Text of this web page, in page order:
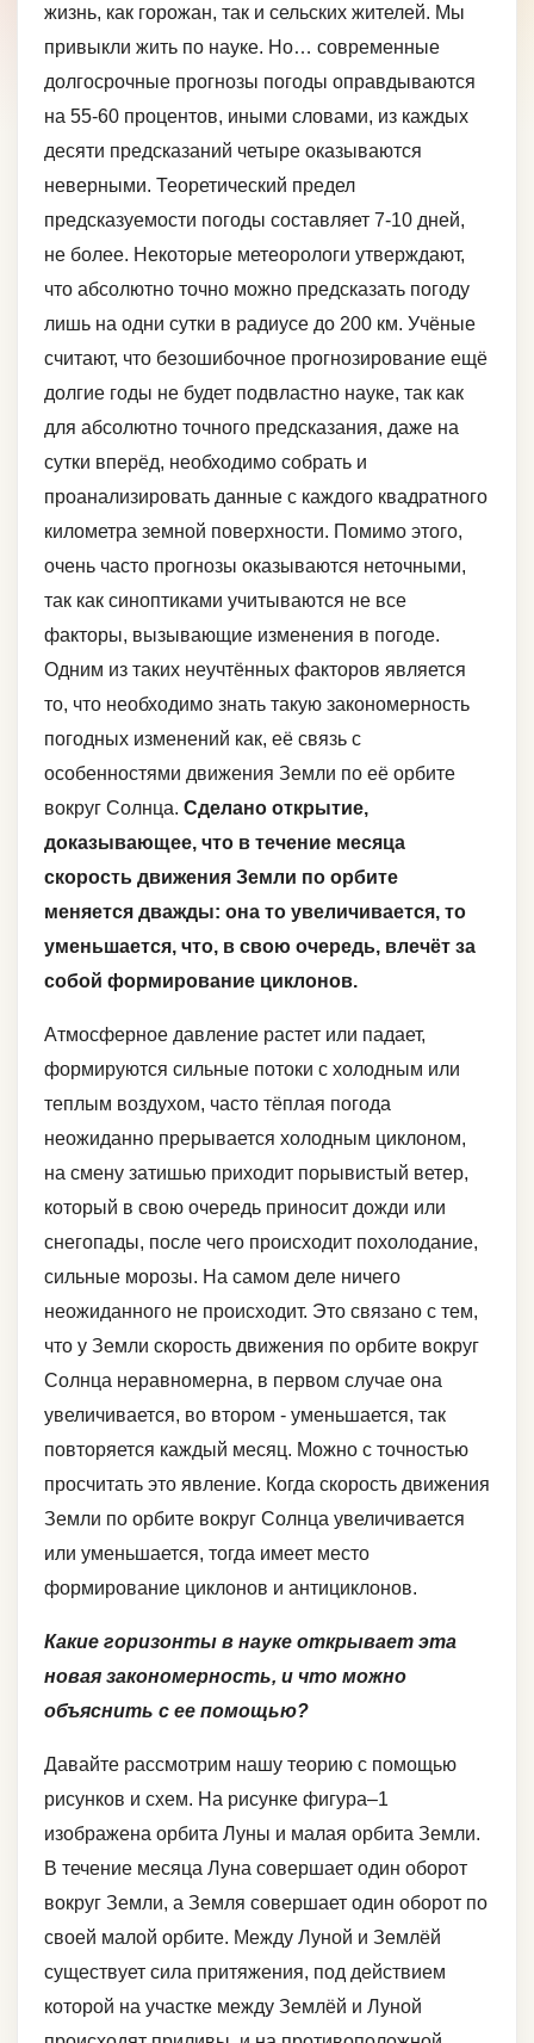
жизнь, как горожан, так и сельских жителей. Мы
привыкли жить по науке. Но… современные
долгосрочные прогнозы погоды оправдываются
на 55-60 процентов, иными словами, из каждых
десяти предсказаний четыре оказываются
неверными. Теоретический предел
предсказуемости погоды составляет 7-10 дней,
не более. Некоторые метеорологи утверждают,
что абсолютно точно можно предсказать погоду
лишь на одни сутки в радиусе до 200 км. Учёные
считают, что безошибочное прогнозирование ещё
долгие годы не будет подвластно науке, так как
для абсолютно точного предсказания, даже на
сутки вперёд, необходимо собрать и
проанализировать данные с каждого квадратного
километра земной поверхности. Помимо этого,
очень часто прогнозы оказываются неточными,
так как синоптиками учитываются не все
факторы, вызывающие изменения в погоде.
Одним из таких неучтённых факторов является
то, что необходимо знать такую закономерность
погодных изменений как, её связь с
особенностями движения Земли по её орбите
вокруг Солнца. Сделано открытие,
доказывающее, что в течение месяца
скорость движения Земли по орбите
меняется дважды: она то увеличивается, то
уменьшается, что, в свою очередь, влечёт за
собой формирование циклонов.
Атмосферное давление растет или падает,
формируются сильные потоки с холодным или
теплым воздухом, часто тёплая погода
неожиданно прерывается холодным циклоном,
на смену затишью приходит порывистый ветер,
который в свою очередь приносит дожди или
снегопады, после чего происходит похолодание,
сильные морозы. На самом деле ничего
неожиданного не происходит. Это связано с тем,
что у Земли скорость движения по орбите вокруг
Солнца неравномерна, в первом случае она
увеличивается, во втором - уменьшается, так
повторяется каждый месяц. Можно с точностью
просчитать это явление. Когда скорость движения
Земли по орбите вокруг Солнца увеличивается
или уменьшается, тогда имеет место
формирование циклонов и антициклонов.
Какие горизонты в науке открывает эта
новая закономерность, и что можно
объяснить с ее помощью?
Давайте рассмотрим нашу теорию с помощью
рисунков и схем. На рисунке фигура–1
изображена орбита Луны и малая орбита Земли.
В течение месяца Луна совершает один оборот
вокруг Земли, а Земля совершает один оборот по
своей малой орбите. Между Луной и Землёй
существует сила притяжения, под действием
которой на участке между Землёй и Луной